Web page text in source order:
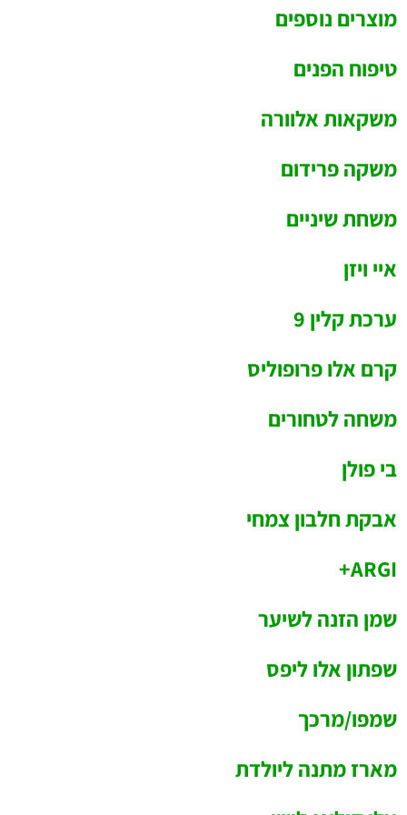
מוצרים נוספים
טיפוח הפנים
משקאות אלוורה
משקה פרידום
משחת שיניים
איי ויזן
ערכת קלין 9
קרם אלו פרופוליס
משחה לטחורים
בי פולן
אבקת חלבון צמחי
ARGI+
שמן הזנה לשיער
שפתון אלו ליפס
שמפו/מרכך
מארז מתנה ליולדת